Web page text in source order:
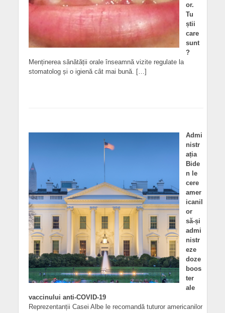
or.
Tu
știi
care
sunt
?
Menținerea sănătății orale înseamnă vizite regulate la
stomatolog și o igienă cât mai bună. […]
Admi
nistr
ația
Bide
n le
cere
amer
icanil
or
să-și
admi
nistr
eze
doze
boos
ter
ale
vaccinului anti-COVID-19
Reprezentanții Casei Albe le recomandă tuturor americanilor